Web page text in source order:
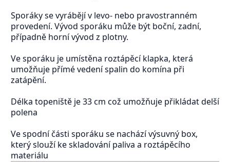
Sporáky se vyrábějí v levo- nebo pravostranném
provedení. Vývod sporáku může být boční, zadní,
případně horní vývod z plotny.
Ve sporáku je umístěna roztápěcí klapka, která
umožňuje přímé vedení spalin do komína při
zatápění.
Délka topeniště je 33 cm což umožňuje přikládat delší
polena
Ve spodní části sporáku se nachází výsuvný box,
který slouží ke skladování paliva a roztápěcího
materiálu